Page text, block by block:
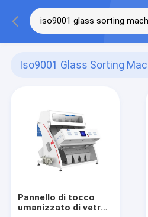
Iso9001 Glass Sorting
Pannello di tocco
umanizzato di vetro